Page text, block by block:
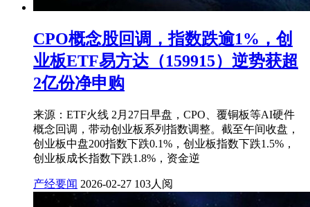
CPO概念股回调，指数跌逾1%，创
业板ETF易方达（159915）逆势获超
2亿份净申购
来源：ETF火线 2月27日早盘，CPO、覆铜板等AI硬件
概念回调，带动创业板系列指数调整。截至午间收盘，
创业板中盘200指数下跌0.1%，创业板指数下跌1.5%，
创业板成长指数下跌1.8%，资金逆
产经要闻 2026-02-27 103人阅